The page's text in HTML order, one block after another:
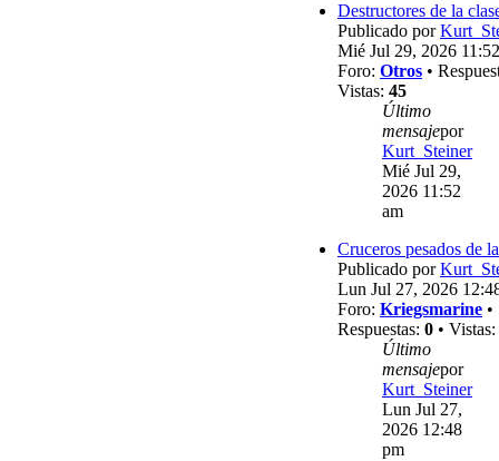
Destructores de la
Publicado por
Mié Jul 29, 2026
Foro: Otros •
Vistas: 45
Último
mensajepor
Kurt_Steiner
Mié Jul 29,
2026 11:52
am
Cruceros pesados de
Publicado por
Lun Jul 27, 2026
Foro: Kriegsmarine •
Respuestas: 0 • Vistas:
Último
mensajepor
Kurt_Steiner
Lun Jul 27,
2026 12:48
pm